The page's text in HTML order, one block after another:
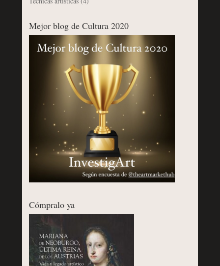
Mejor blog de Cultura 2020
Cómpralo ya